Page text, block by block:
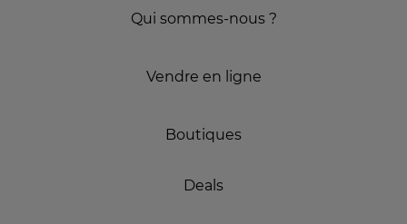
Qui sommes-nous ?
Vendre en ligne
Boutiques
Deals